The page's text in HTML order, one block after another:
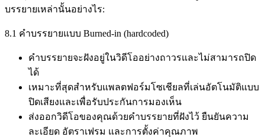
บรรยายเหล่านั้นอย่างไร:
8.1 คำบรรยายแบบ Burned-in (hardcoded)
คำบรรยายจะฝังอยู่ในวิดีโออย่างถาวรและไม่สามารถปิด
ได้
เหมาะที่สุดสำหรับแพลตฟอร์มโซเชียลที่เล่นอัตโนมัติแบบ
ปิดเสียงและเพื่อรับประกันการมองเห็น
ส่งออกวิดีโอของคุณด้วยคำบรรยายที่ฝังไว้ ยืนยันความ
ละเอียด อัตราเฟรม และการตั้งค่าคุณภาพ